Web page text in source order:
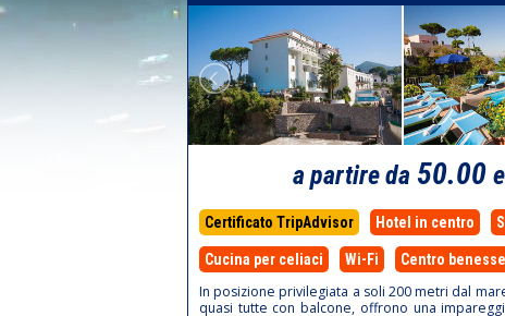
a partire da 50.00
Certificato TripAdvisor Hotel in centro
Cucina per celiaci Wi-Fi Centro
In posizione privilegiata a soli 200 metri dal
quasi tutte con balcone, offrono una